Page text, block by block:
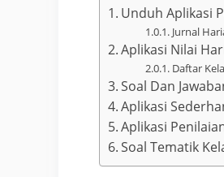
Unduh Aplikasi
Jurnal
Aplikasi Nilai
Daftar
Soal Dan
Aplikasi
Aplikasi
Soal Tematik